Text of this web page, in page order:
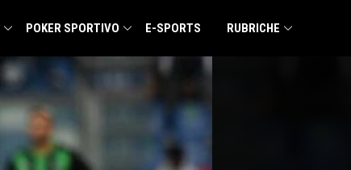
POKER SPORTIVO E-SPORTS RUBRICHE